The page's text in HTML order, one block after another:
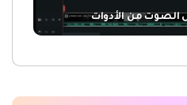
الصوت من الأدوات